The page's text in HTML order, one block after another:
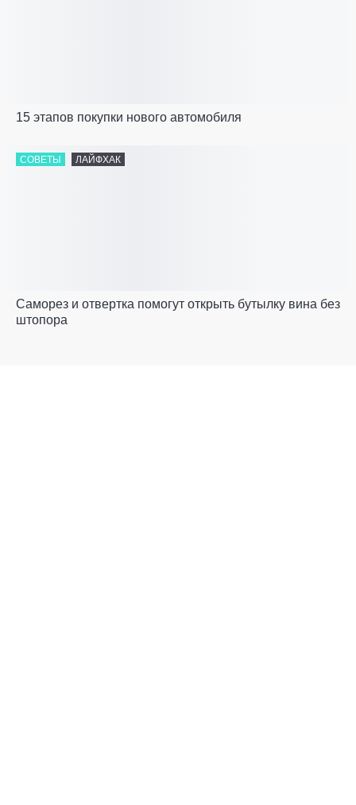
15 этапов покупки нового автомобиля
СОВЕТЫ ЛАЙФХАК
Саморез и отвертка помогут открыть бутылку вина без
штопора